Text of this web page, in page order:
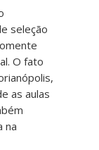
seleção
O fato
as aulas
na